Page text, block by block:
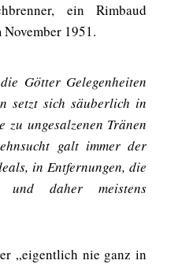
ein Rimbaud
1951.
Götter Gelegenheiten
setzt sich säuberlich in
zu ungesalzenen Tränen
galt immer der
in Entfernungen, die
daher meistens
„eigentlich nie ganz in